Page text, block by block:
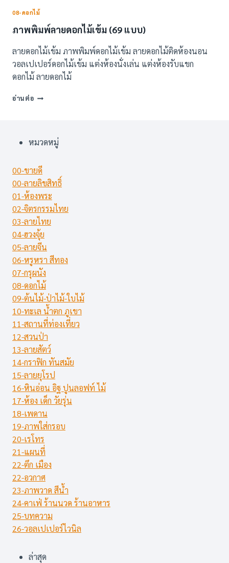
08-ดอกไม้
ภาพพิมพ์ลายดอกไม้เข้ม (69 แบบ)
ลายดอกไม้เข้ม ภาพพิมพ์ดอกไม้เข้ม ลายดอกไม้ติดห้องนอน
วอลเปเปอร์ดอกไม้เข้ม แต่งห้องนั่งเล่น แต่งห้องรับแขก
ดอกไม้ ลายดอกไม้
อ่านต่อภาพ
(69
หมวดหมู่
00-ขายดี
00-ลายลิขสิทธิ์
01-ห้องพระ
02-จิตรกรรมไทย
03-ลายไทย
04-ฮวงจุ้ย
05-ลายจีน
06-หรูหรา สีทอง
07-กรุผนัง
08-ดอกไม้
09-ต้นไม้-ป่าไม้-ใบไม้
10-ทะเล น้ำตก ภูเขา
11-สถานที่ท่องเที่ยว
12-สวนป่า
13-ลายสัตว์
14-กราฟิก ทันสมัย
15-ลายยุโรป
16-หินอ่อน อิฐ ปูนลอฟท์ ไม้
17-ห้อง เด็ก วัยรุ่น
18-เพดาน
19-ภาพใส่กรอบ
20-เรโทร
21-แผนที่
22-ตึก เมือง
22-อวกาศ
23-ภาพวาด สีน้ำ
24-คาเฟ่ ร้านนวด ร้านอาหาร
25-บทความ
26-วอลเปเปอร์ไวนิล
ล่าสุด